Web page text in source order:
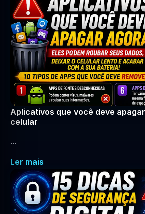
Aplicativos que você deve
celular
...
Ler mais